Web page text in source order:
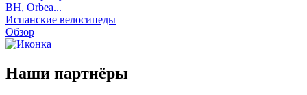
BH, Orbea...
Испанские велосипеды
Обзор
Наши партнёры